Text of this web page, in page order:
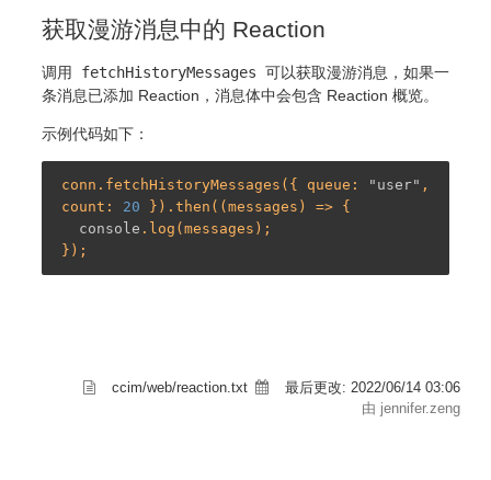
获取漫游消息中的 Reaction
调用 fetchHistoryMessages 可以获取漫游消息，如果一
条消息已添加 Reaction，消息体中会包含 Reaction 概览。
示例代码如下：
conn.fetchHistoryMessages({ queue: "user" ,
count: 20 }).then((messages) => {
console .log(messages);
ccim/web/reaction.txt 最后更改: 2022/06/14 03:06
由 jennifer.zeng